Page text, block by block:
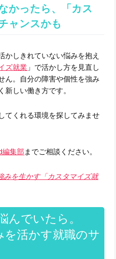
かったら、「カス
ャンスかも
かしきれていない悩みを抱え
ズ就業 」で活かし方を見直し
ん。自分の障害や個性を強み
新しい働き方です。
てくれる環境を探してみませ
編集部 までご相談ください。
みを生かす「カスタマイズ就
んでいたら。
を活かす就職のサ